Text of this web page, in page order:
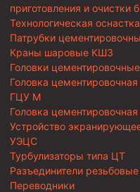
приготовления и очистки
Технологическая
Патрубки
Краны шаровые КШЗ
Головки
Головка
ГЦУ М
Головка
Устройство
УЭЦС
Турбулизаторы типа ЦТ
Разъединители
Переводники